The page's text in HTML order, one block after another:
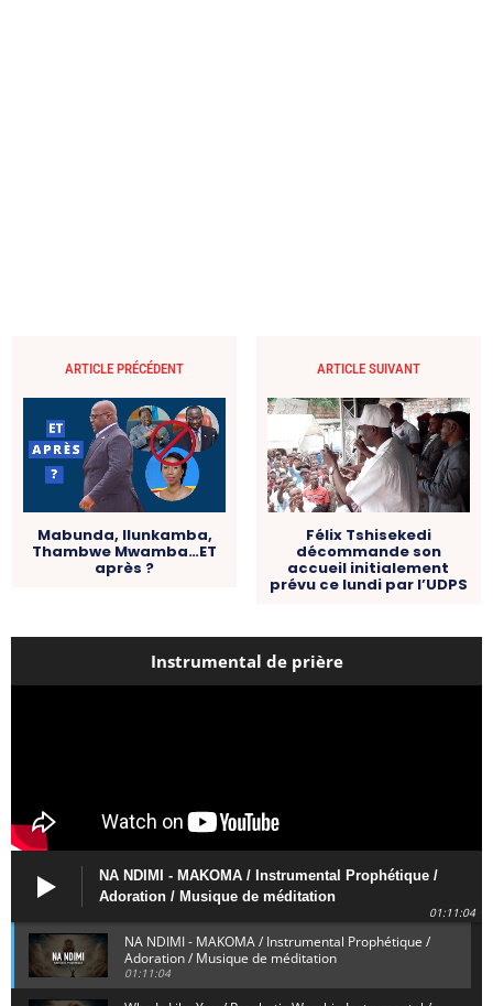
ARTICLE PRÉCÉDENT
Mabunda, Ilunkamba,
Thambwe Mwamba…ET
après ?
ARTICLE SUIVANT
Félix Tshisekedi
décommande son
accueil initialement
prévu ce lundi par l’UDPS
Instrumental de prière
NA NDIMI - MAKOMA / Instrumental Prophétique /
Adoration / Musique de méditation
01:11:04
NA NDIMI - MAKOMA / Instrumental Prophétique /
Adoration / Musique de méditation
01:11:04